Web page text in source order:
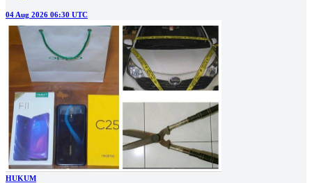
04 Aug 2026 06:30 UTC
HUKUM